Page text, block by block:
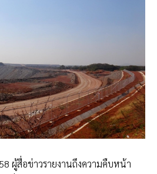
ผู้สื่อข่าวรายงานถึงความคืบหน้า